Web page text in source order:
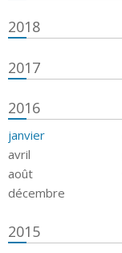
2018
2017
2016
janvier
avril
août
décembre
2015